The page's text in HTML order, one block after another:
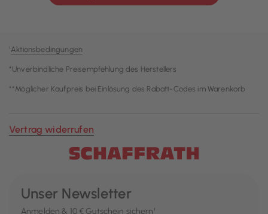
¹Aktionsbedingungen
*Unverbindliche Preisempfehlung des Herstellers
**Möglicher Kaufpreis bei Einlösung des Rabatt-Codes im Warenkorb
Vertrag widerrufen
Unser Newsletter
Anmelden & 10 € Gutschein sichern¹